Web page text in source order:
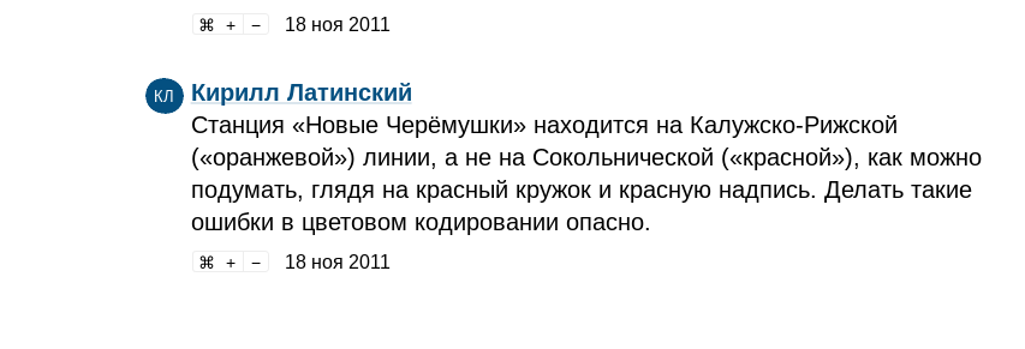
18 ноя 2011
КЛ
Кирилл Латинский
Станция «Новые Черёмушки» находится на Калужско‑Рижской
(«оранжевой») линии, а не на Сокольнической («красной»), как можно
подумать, глядя на красный кружок и красную надпись. Делать такие
ошибки в цветовом кодировании опасно.
18 ноя 2011